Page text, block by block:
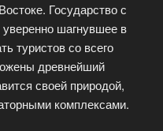
Государство с
шагнувшее в
туристов со всего
древнейший
своей природой,
комплексами.